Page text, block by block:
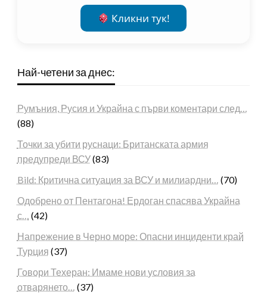
Кликни тук!
Най-четени за днес:
Румъния, Русия и Украйна с първи коментари след…
(88)
Точки за убити руснаци: Британската армия
предупреди ВСУ(83)
Bild: Критична ситуация за ВСУ и милиардни… (70)
Одобрено от Пентагона! Ердоган спасява Украйна
с… (42)
Напрежение в Черно море: Опасни инциденти край
Турция (37)
Говори Техеран: Имаме нови условия за
отварянето… (37)